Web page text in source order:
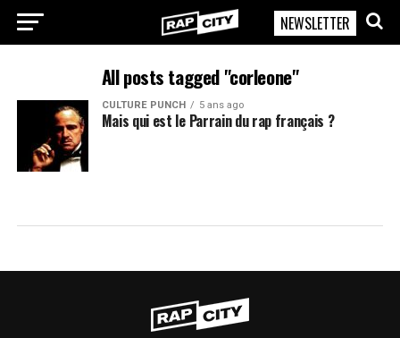
RapCity
NEWSLETTER
All posts tagged "corleone"
CULTURE PUNCH 5 ans ago
Mais qui est le Parrain du rap français ?